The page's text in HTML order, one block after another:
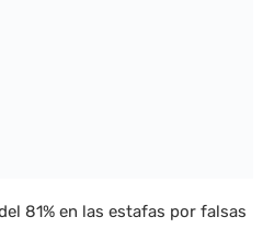
81% en las estafas por falsas